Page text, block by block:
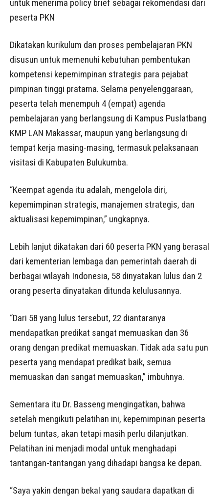
untuk menerima policy brief sebagai rekomendasi dari
peserta PKN
Dikatakan kurikulum dan proses pembelajaran PKN
disusun untuk memenuhi kebutuhan pembentukan
kompetensi kepemimpinan strategis para pejabat
pimpinan tinggi pratama. Selama penyelenggaraan,
peserta telah menempuh 4 (empat) agenda
pembelajaran yang berlangsung di Kampus Puslatbang
KMP LAN Makassar, maupun yang berlangsung di
tempat kerja masing-masing, termasuk pelaksanaan
visitasi di Kabupaten Bulukumba.
“Keempat agenda itu adalah, mengelola diri,
kepemimpinan strategis, manajemen strategis, dan
aktualisasi kepemimpinan,” ungkapnya.
Lebih lanjut dikatakan dari 60 peserta PKN yang berasal
dari kementerian lembaga dan pemerintah daerah di
berbagai wilayah Indonesia, 58 dinyatakan lulus dan 2
orang peserta dinyatakan ditunda kelulusannya.
“Dari 58 yang lulus tersebut, 22 diantaranya
mendapatkan predikat sangat memuaskan dan 36
orang dengan predikat memuaskan. Tidak ada satu pun
peserta yang mendapat predikat baik, semua
memuaskan dan sangat memuaskan,” imbuhnya.
Sementara itu Dr. Basseng mengingatkan, bahwa
setelah mengikuti pelatihan ini, kepemimpinan peserta
belum tuntas, akan tetapi masih perlu dilanjutkan.
Pelatihan ini menjadi modal untuk menghadapi
tantangan-tantangan yang dihadapi bangsa ke depan.
“Saya yakin dengan bekal yang saudara dapatkan di